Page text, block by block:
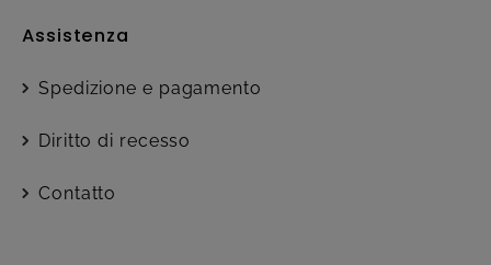
Assistenza
Spedizione e pagamento
Diritto di recesso
Contatto